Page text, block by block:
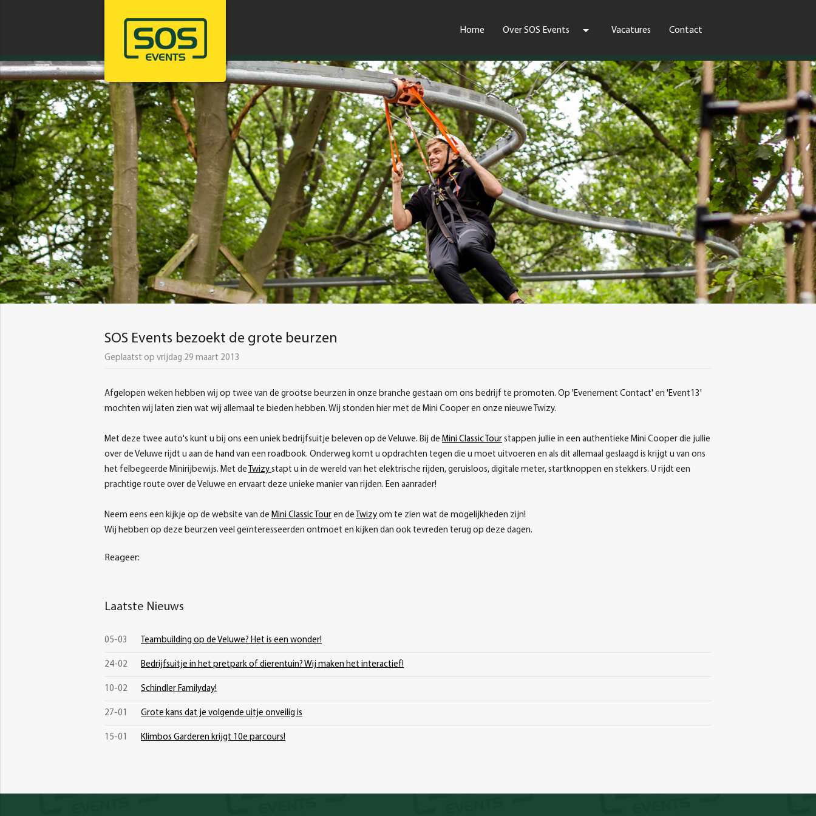
Home Over SOS Events arrow_drop_down Vacatures Contact
SOS Events bezoekt de grote beurzen
Geplaatst op vrijdag 29 maart 2013
Afgelopen weken hebben wij op twee van de grootse beurzen in onze branche gestaan om ons bedrijf te promoten. Op 'Evenement Contact' en 'Event13'
mochten wij laten zien wat wij allemaal te bieden hebben. Wij stonden hier met de Mini Cooper en onze nieuwe Twizy.
Met deze twee auto's kunt u bij ons een uniek bedrijfsuitje beleven op de Veluwe. Bij de Mini Classic Tour stappen jullie in een authentieke Mini Cooper die jullie
over de Veluwe rijdt u aan de hand van een roadbook. Onderweg komt u opdrachten tegen die u moet uitvoeren en als dit allemaal geslaagd is krijgt u van ons
het felbegeerde Minirijbewijs. Met de Twizy stapt u in de wereld van het elektrische rijden, geruisloos, digitale meter, startknoppen en stekkers. U rijdt een
prachtige route over de Veluwe en ervaart deze unieke manier van rijden. Een aanrader!
Neem eens een kijkje op de website van de Mini Classic Tour en de Twizy om te zien wat de mogelijkheden zijn!
Wij hebben op deze beurzen veel geïnteresseerden ontmoet en kijken dan ook tevreden terug op deze dagen.
Reageer:
Laatste Nieuws
05-03 Teambuilding op de Veluwe? Het is een wonder!
24-02 Bedrijfsuitje in het pretpark of dierentuin? Wij maken het interactief!
10-02 Schindler Familyday!
27-01 Grote kans dat je volgende uitje onveilig is
15-01 Klimbos Garderen krijgt 10e parcours!